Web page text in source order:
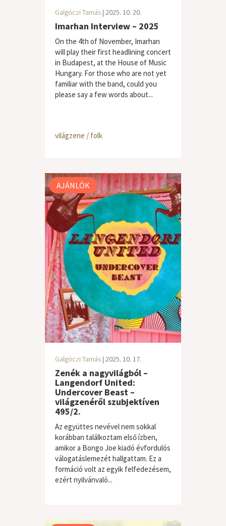
Galgóczi Tamás | 2025. 10. 20.
Imarhan Interview – 2025
On the 4th of November, Imarhan
will play their first headlining concert
in Budapest, at the House of Music
Hungary. For those who are not yet
familiar with the band, could you
please say a few words about...
világzene / folk
AJÁNLÓK
Galgóczi Tamás | 2025. 10. 17.
Zenék a nagyvilágból –
Langendorf United:
Undercover Beast –
világzenéről szubjektíven
495/2.
Az együttes nevével nem sokkal
korábban találkoztam első ízben,
amikor a Bongo Joe kiadó évfordulós
válogatáslemezét hallgattam. Ez a
formáció volt az egyik felfedezésem,
ezért nyilvánvaló...
világzene / folk